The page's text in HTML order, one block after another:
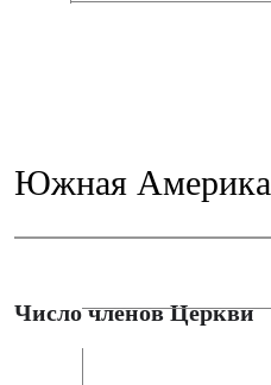
Южная Америка
Число членов Церкви